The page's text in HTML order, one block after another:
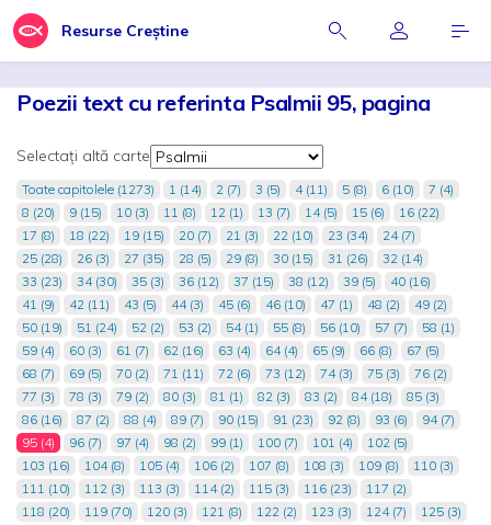
Resurse Creștine
Poezii text cu referinta Psalmii 95, pagina
Selectați altă carte
Toate capitolele (1273) 1 (14) 2 (7) 3 (5) 4 (11) 5 (8) 6 (10)
7 (4)
8 (20)
9 (15) 10 (3) 11 (8) 12 (1) 13 (7) 14 (5) 15 (6)
16 (22)
17 (8)
18 (22) 19 (15) 20 (7) 21 (3) 22 (10) 23 (34)
24 (7)
25 (28)
26 (3) 27 (35) 28 (5) 29 (8) 30 (15) 31 (26)
32 (14)
33 (23)
34 (30) 35 (3) 36 (12) 37 (15) 38 (12) 39 (5)
40 (16)
41 (9)
42 (11) 43 (5) 44 (3) 45 (6) 46 (10) 47 (1) 48 (2)
49 (2)
50 (19)
51 (24) 52 (2) 53 (2) 54 (1) 55 (8) 56 (10) 57 (7)
58 (1)
59 (4)
60 (3) 61 (7) 62 (16) 63 (4) 64 (4) 65 (9) 66 (8)
67 (5)
68 (7)
69 (5) 70 (2) 71 (11) 72 (6) 73 (12) 74 (3) 75 (3)
76 (2)
77 (3)
78 (3) 79 (2) 80 (3) 81 (1) 82 (3) 83 (2) 84 (18)
85 (3)
86 (16)
87 (2) 88 (4) 89 (7) 90 (15) 91 (23) 92 (8) 93 (6)
94 (7)
95 (4)
96 (7) 97 (4) 98 (2) 99 (1) 100 (7) 101 (4)
102 (5)
103 (16)
104 (8) 105 (4) 106 (2) 107 (8) 108 (3) 109 (8)
110 (3)
111 (10)
112 (3) 113 (3) 114 (2) 115 (3) 116 (23)
117 (2)
118 (20)
119 (70) 120 (3) 121 (8) 122 (2) 123 (3) 124 (7)
125 (3)